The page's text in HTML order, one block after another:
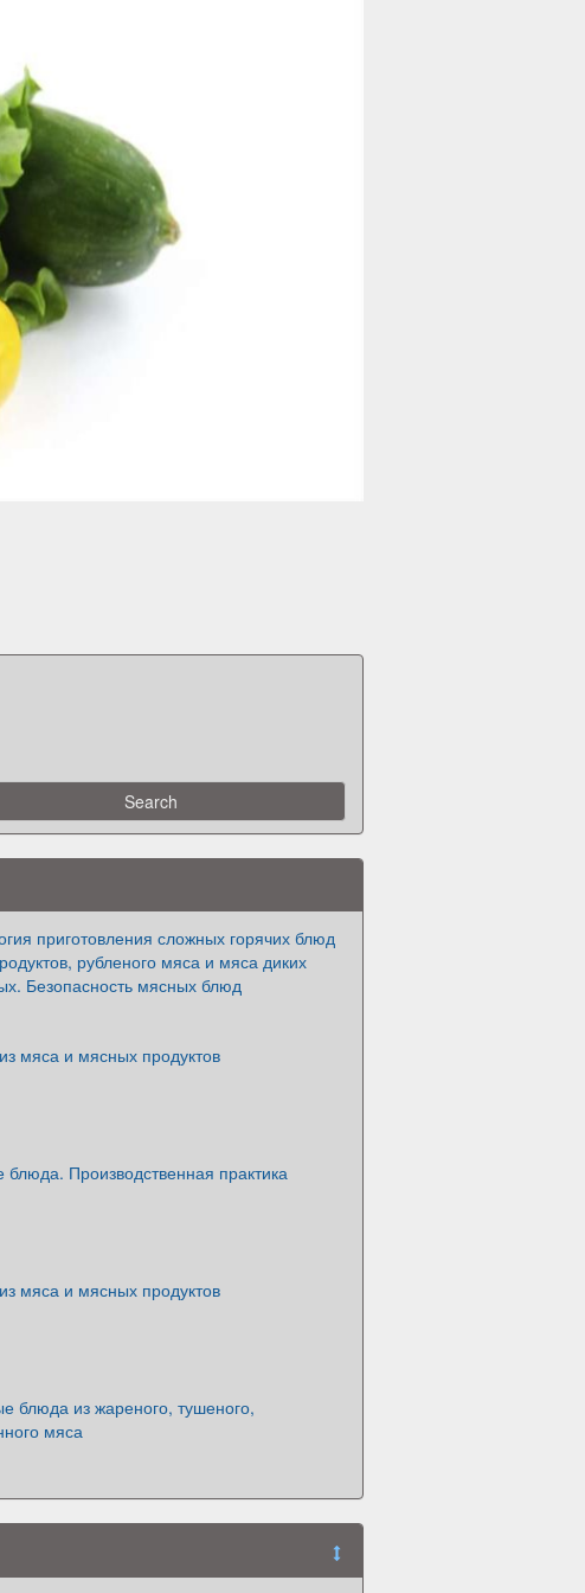
приготовления сложных горячих блюд
рубленого мяса и мяса диких
Безопасность мясных блюд
мяса и мясных продуктов
Производственная практика
мяса и мясных продуктов
блюда из жареного, тушеного,
мяса